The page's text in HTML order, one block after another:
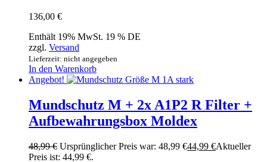
136,00 €
Enthält 19% MwSt. 19 % DE
zzgl. Versand
Lieferzeit: nicht angegeben
In den Warenkorb
Angebot!
Mundschutz M + 2x A1P2 R Filter +
Aufbewahrungsbox Moldex
48,99€ Ursprünglicher Preis war: 48,99 €44,99 €Aktueller
Preis ist: 44,99 €.